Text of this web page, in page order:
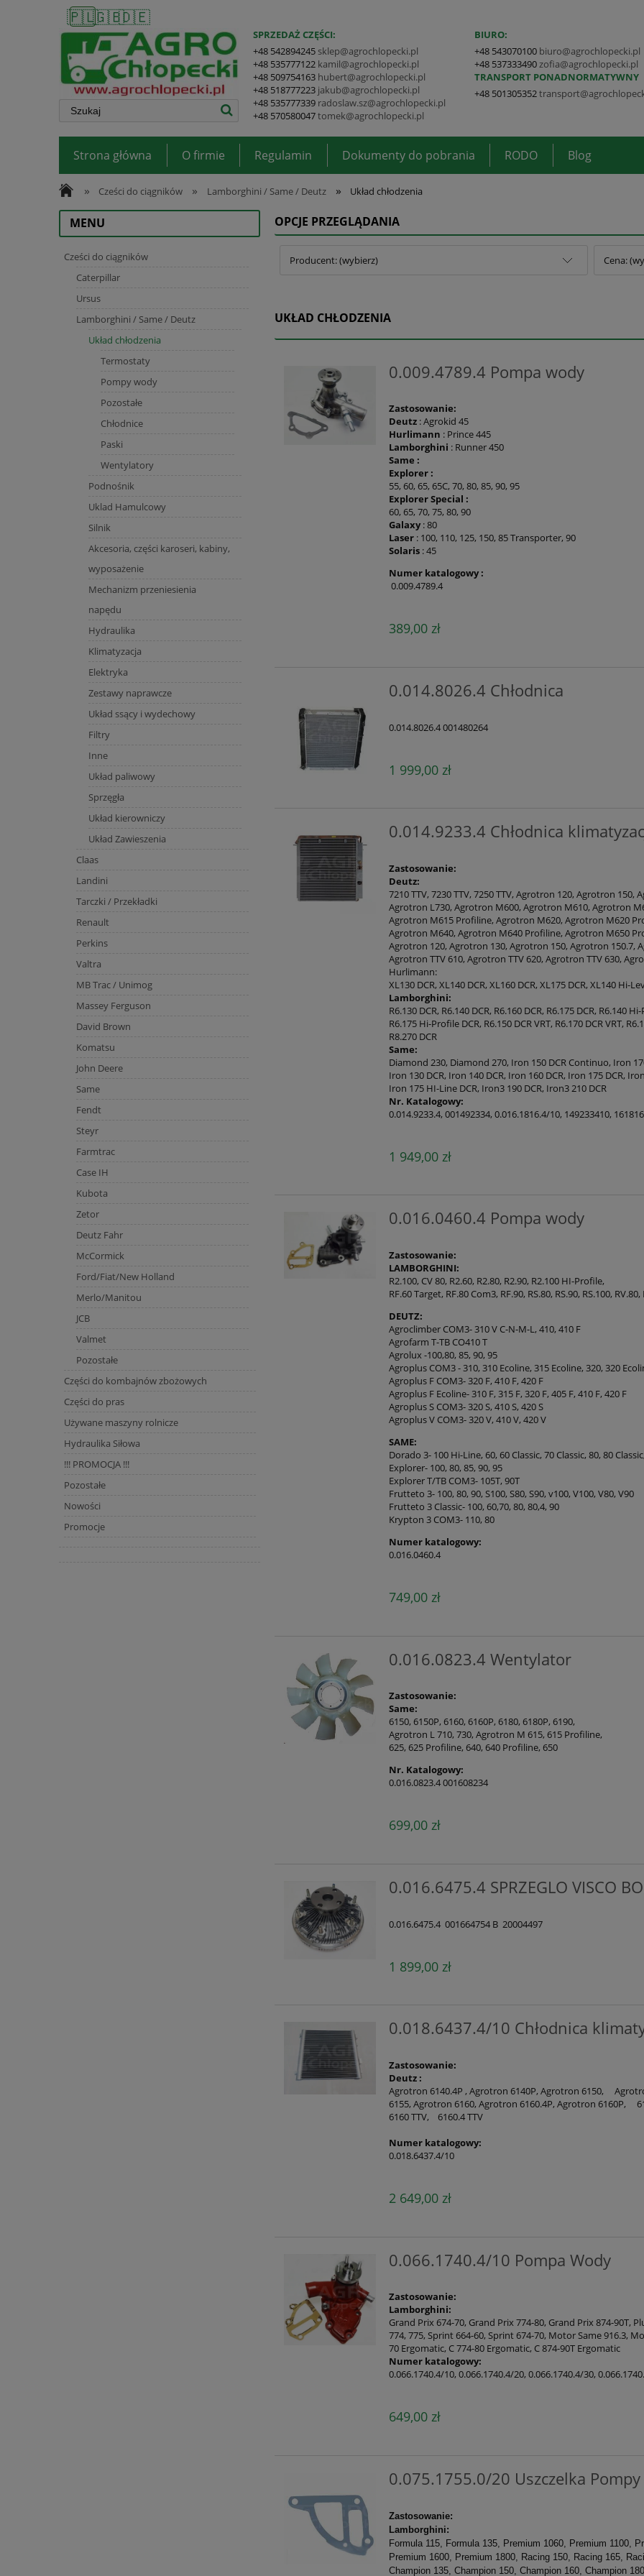
🇵🇱🇬🇧🇩🇪
SPRZEDAŻ CZĘŚCI:
+48 542894245 sklep@agrochlopecki.pl
+48 535777122 kamil@agrochlopecki.pl
+48 509754163 hubert@agrochlopecki.pl
+48 518777223 jakub@agrochlopecki.pl
+48 535777339 radoslaw.sz@agrochlopecki.pl
+48 570580047tomek@agrochlopecki.pl
BIURO:
+48 543070100 biuro@agrochlopecki.pl
+48 537333490 zofia@agrochlopecki.pl
TRANSPORT PONADNORMATYWNY
+48 501305352
Strona główna O firmie Regulamin Dokumenty do pobrania RODO Blog
» Cześci do ciągników » Lamborghini / Same / Deutz » Układ chłodzenia
MENU
Cześci do ciągników
Caterpillar
Ursus
Lamborghini / Same / Deutz
Układ chłodzenia
Termostaty
Pompy wody
Pozostałe
Chłodnice
Paski
Wentylatory
Podnośnik
Uklad Hamulcowy
Silnik
Akcesoria, części karoseri, kabiny,
wyposażenie
Mechanizm przeniesienia
napędu
Hydraulika
Klimatyzacja
Elektryka
Zestawy naprawcze
Układ ssący i wydechowy
Filtry
Inne
Układ paliwowy
Sprzęgła
Układ kierowniczy
Układ Zawieszenia
Claas
Landini
Tarczki / Przekładki
Renault
Perkins
Valtra
MB Trac / Unimog
Massey Ferguson
David Brown
Komatsu
John Deere
Same
Fendt
Steyr
Farmtrac
Case IH
Kubota
Zetor
Deutz Fahr
McCormick
Ford/Fiat/New Holland
Merlo/Manitou
JCB
Valmet
Pozostałe
Części do kombajnów zbożowych
Części do pras
Używane maszyny rolnicze
Hydraulika Siłowa
!!! PROMOCJA !!!
Pozostałe
Nowości
Promocje
OPCJE PRZEGLĄDANIA
Producent: (wybierz) Cena:
UKŁAD CHŁODZENIA
0.009.4789.4 Pompa wody
Zastosowanie:
Deutz : Agrokid 45
Hurlimann : Prince 445
Lamborghini : Runner 450
Same :
Explorer :
55, 60, 65, 65C, 70, 80, 85, 90, 95
Explorer Special :
60, 65, 70, 75, 80, 90
Galaxy: 80
Laser : 100, 110, 125, 150, 85 Transporter, 90
Solaris : 45
Numer katalogowy :
0.009.4789.4
389,00 zł
0.014.8026.4 Chłodnica
0.014.8026.4 001480264
1 999,00 zł
0.014.9233.4 Chłodnica
Zastosowanie:
Deutz:
7210 TTV, 7230 TTV, 7250 TTV, Agrotron 120, Agrotron
Agrotron L730, Agrotron M600, Agrotron M610, Agrotron
Agrotron M615 Profiline, Agrotron M620, Agrotron M620
Agrotron M640, Agrotron M640 Profiline, Agrotron M650
Agrotron 120, Agrotron 130, Agrotron 150, Agrotron 150.7,
Agrotron TTV 610, Agrotron TTV 620, Agrotron TTV 630,
Hurlimann:
XL130 DCR, XL140 DCR, XL160 DCR, XL175 DCR, XL140 Hi-
Lamborghini:
R6.130 DCR, R6.140 DCR, R6.160 DCR, R6.175 DCR, R6.140
R6.175 Hi-Profile DCR, R6.150 DCR VRT, R6.170 DCR VRT,
R8.270 DCR
Same:
Diamond 230, Diamond 270, Iron 150 DCR Continuo, Iron
Iron 130 DCR, Iron 140 DCR, Iron 160 DCR, Iron 175 DCR,
Iron 175 HI-Line DCR, Iron3 190 DCR, Iron3 210 DCR
Nr. Katalogowy:
0.014.9233.4, 001492334, 0.016.1816.4/10, 149233410,
1 949,00 zł
0.016.0460.4 Pompa wody
Zastosowanie:
LAMBORGHINI:
R2.100, CV 80, R2.60, R2.80, R2.90, R2.100 HI-Profile,
RF.60 Target, RF.80 Com3, RF.90, RS.80, RS.90, RS.100, RV.80,
DEUTZ:
Agroclimber COM3- 310 V C-N-M-L, 410, 410 F
Agrofarm T-TB CO410 T
Agrolux -100,80, 85, 90, 95
Agroplus COM3 - 310, 310 Ecoline, 315 Ecoline, 320, 320
Agroplus F COM3- 320 F, 410 F, 420 F
Agroplus F Ecoline- 310 F, 315 F, 320 F, 405 F, 410 F, 420 F
Agroplus S COM3- 320 S, 410 S, 420 S
Agroplus V COM3- 320 V, 410 V, 420 V
SAME:
Dorado 3- 100 Hi-Line, 60, 60 Classic, 70 Classic, 80, 80
Explorer- 100, 80, 85, 90, 95
Explorer T/TB COM3- 105T, 90T
Frutteto 3- 100, 80, 90, S100, S80, S90, v100, V100, V80, V90
Frutteto 3 Classic- 100, 60,70, 80, 80,4, 90
Krypton 3 COM3- 110, 80
Numer katalogowy:
0.016.0460.4
749,00 zł
0.016.0823.4 Wentylator
Zastosowanie:
Same:
6150, 6150P, 6160, 6160P, 6180, 6180P, 6190,
Agrotron L 710, 730, Agrotron M 615, 615 Profiline,
625, 625 Profiline, 640, 640 Profiline, 650
Nr. Katalogowy:
0.016.0823.4 001608234
699,00 zł
0.016.6475.4 SPRZEGLO VISCO
0.016.6475.4 001664754 B 20004497
1 899,00 zł
0.018.6437.4/10 Chłodnica
Zastosowanie:
Deutz :
Agrotron 6140.4P , Agrotron 6140P, Agrotron 6150,
6155, Agrotron 6160, Agrotron 6160.4P, Agrotron 6160P,
6160 TTV, 6160.4 TTV
Numer katalogowy:
0.018.6437.4/10
2 649,00 zł
0.066.1740.4/10 Pompa Wody
Zastosowanie:
Lamborghini:
Grand Prix 674-70, Grand Prix 774-80, Grand Prix 874-90T,
774, 775, Sprint 664-60, Sprint 674-70, Motor Same 916.3,
70 Ergomatic, C 774-80 Ergomatic, C 874-90T Ergomatic
Numer katalogowy:
0.066.1740.4/10, 0.066.1740.4/20, 0.066.1740.4/30,
649,00 zł
0.075.1755.0/20 Uszczelka Pompy
Zastosowanie:
Lamborghini:
Formula 115, Formula 135, Premium 1060, Premium 1100,
Premium 1600, Premium 1800, Racing 150, Racing 165,
Champion 135, Champion 150, Champion 160, Champion